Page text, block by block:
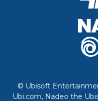
© Ubisoft
Ubi.com, Nadeo the